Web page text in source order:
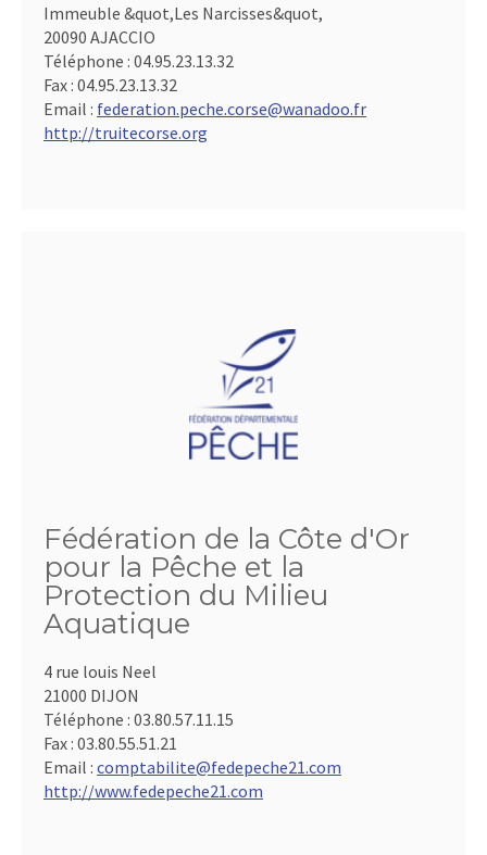
Immeuble &quot,Les Narcisses&quot,
20090 AJACCIO
Téléphone : 04.95.23.13.32
Fax : 04.95.23.13.32
Email : federation.peche.corse@wanadoo.fr
http://truitecorse.org
Fédération de la Côte d'Or
pour la Pêche et la
Protection du Milieu
Aquatique
4 rue louis Neel
21000 DIJON
Téléphone : 03.80.57.11.15
Fax : 03.80.55.51.21
Email : comptabilite@fedepeche21.com
http://www.fedepeche21.com